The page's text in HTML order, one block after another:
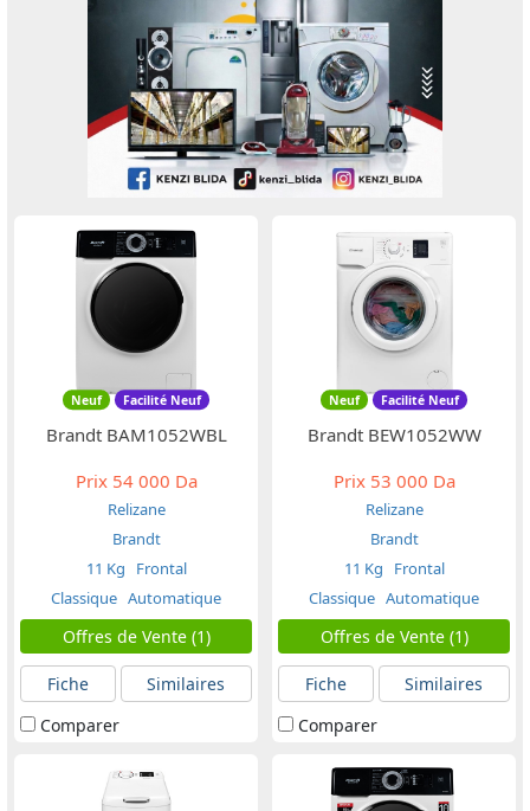
Neuf Facilité Neuf
Brandt BAM1052WBL
Prix54 000 Da
Relizane
Brandt
11 Kg
Frontal
Classique Automatique
Offres de Vente (1)
Fiche
Similaires
Comparer
Neuf Facilité Neuf
Brandt BEW1052WW
Prix53 000 Da
Relizane
Brandt
11 Kg
Frontal
Classique Automatique
Offres de Vente (1)
Fiche
Similaires
Comparer